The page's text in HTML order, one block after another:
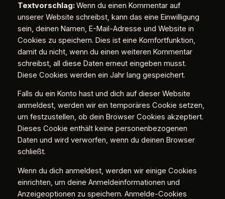
Textvorschlag:Wenn du einen Kommentar auf
unserer Website schreibst, kann das eine Einwilligung
sein, deinen Namen, E-Mail-Adresse und Website in
Cookies zu speichern. Dies ist eine Komfortfunktion,
damit du nicht, wenn du einen weiteren Kommentar
schreibst, all diese Daten erneut eingeben musst.
Diese Cookies werden ein Jahr lang gespeichert.
Falls du ein Konto hast und dich auf dieser Website
anmeldest, werden wir ein temporäres Cookie setzen,
um festzustellen, ob dein Browser Cookies akzeptiert.
Dieses Cookie enthält keine personenbezogenen
Daten und wird verworfen, wenn du deinen Browser
schließt.
Wenn du dich anmeldest, werden wir einige Cookies
einrichten, um deine Anmeldeinformationen und
Anzeigeoptionen zu speichern. Anmelde-Cookies